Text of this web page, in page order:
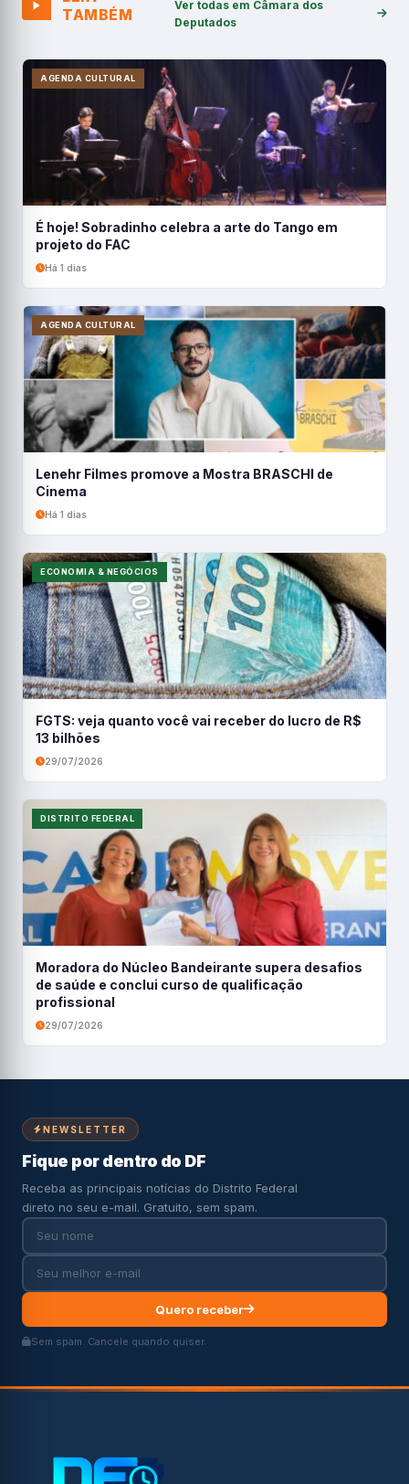
TAMBÉM
Ver todas em Câmara dos
Deputados
AGENDA CULTURAL
É hoje! Sobradinho celebra a arte do Tango em
projeto do FAC
Há 1 dias
AGENDA CULTURAL
Lenehr Filmes promove a Mostra BRASCHI de
Cinema
Há 1 dias
ECONOMIA & NEGÓCIOS
FGTS: veja quanto você vai receber do lucro de R$
13 bilhões
29/07/2026
DISTRITO FEDERAL
Moradora do Núcleo Bandeirante supera desafios
de saúde e conclui curso de qualificação
profissional
29/07/2026
NEWSLETTER
Fique por dentro do DF
Receba as principais notícias do Distrito Federal
direto no seu e-mail. Gratuito, sem spam.
Quero receber
Sem spam. Cancele quando quiser.